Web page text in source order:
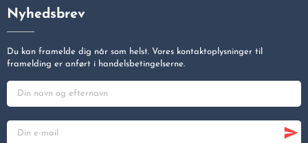
Nyhedsbrev
Du kan framelde dig når som helst. Vores kontaktoplysninger til
framelding er anført i handelsbetingelserne.